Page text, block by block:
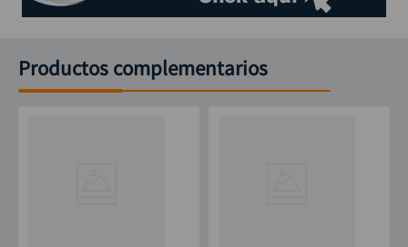
Productos complementarios